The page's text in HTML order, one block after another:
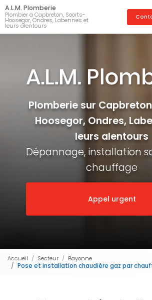
Aller
au
contenu
principal
A.L.M. Plomberie
Plombier à Capbreton, Soorts-
Hoosegor, Ondres, Labennes et
leurs alentours
Plomberie sur
Hoosegor, Ondres,
leurs alentours
Dépannage, installation
chauffage
Appel urgent
Accueil Secteur
Bayonne
Pose et installation chaudière gaz par